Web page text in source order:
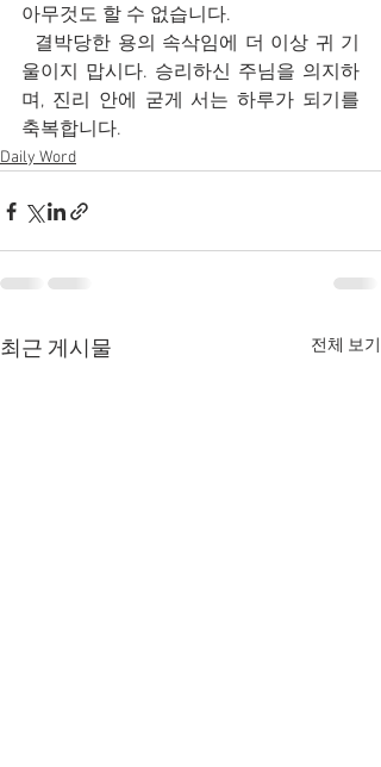
아무것도 할 수 없습니다.
울이지 맙시다. 승리하신 주님을 의지하
며, 진리 안에 굳게 서는 하루가 되기를
축복합니다.
Daily Word
최근 게시물 전체 보기